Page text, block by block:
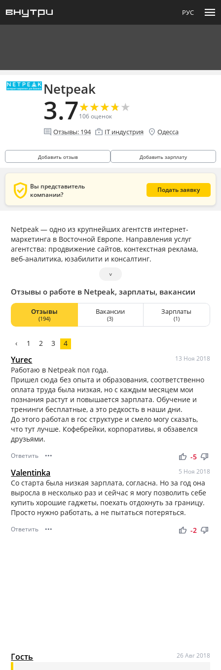
РУС menu
Netpeak
3.7★
★★
★★
★★
★★
★
106оценок
comment Отзывы: 194 enterprise IT индустрия location_on Одесса
Добавить отзыв Добавить зарплату
verified_user Вы представитель
компании?
Подать заявку
Netpeak — одно из крупнейших агентств интернет-
маркетинга в Восточной Европе. Направления услуг
агентства: продвижение сайтов, контекстная реклама,
веб-аналитика, юзабилити и консалтинг.
˅
Отзывы о работе в Netpeak, зарплаты, вакансии
Отзывы
(194)
Вакансии
(3)
Зарплаты
(1)
‹ 1 2 3 4
Yurec 13 Ноя 2018
Работаю в Netpeak пол года.
Пришел сюда без опыта и образования, соответственно
оплата труда была низкая, но с каждым месяцем мои
познания растут и повышается зарплата. Обучение и
тренинги бесплатные, а это редкость в наши дни.
До этого работал в гос структуре и смело могу сказать,
что тут лучше. Кофебрейки, корпоративы, я обзавелся
друзьями.
Ответить ••• thumb_up thumb_down
-5
Valentinka 5 Ноя 2018
Со старта была низкая зарплата, согласна. Но за год она
выросла в несколько раз и сейчас я могу позволить себе
купить хорошие гаджеты, поехать отдохнуть за границу.
Просто нужно работать, а не пытаться потеряться.
Ответить ••• thumb_up thumb_down
-2
Гость 26 Авг 2018